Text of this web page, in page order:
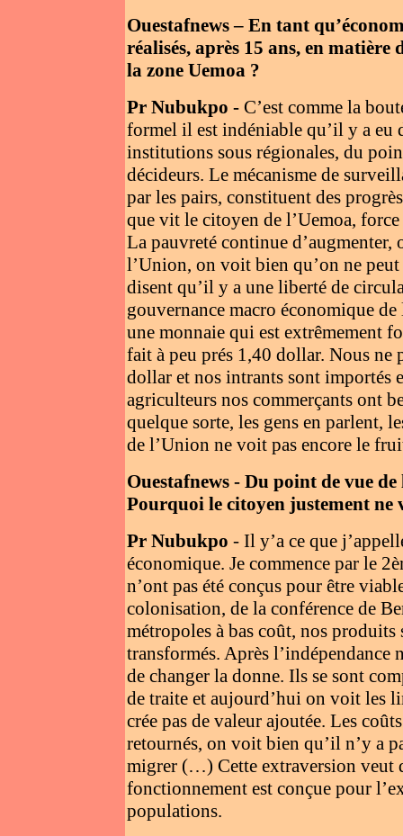
Ouestafnews – En tant
réalisés, après 15 ans, en
la zone Uemoa ?
Pr Nubukpo - C’est comme la
formel il est indéniable qu’il y a eu
institutions sous régionales, du
décideurs. Le mécanisme de
par les pairs, constituent des
que vit le citoyen de l’Uemoa,
La pauvreté continue
l’Union, on voit bien qu’on ne
disent qu’il y a une liberté de
gouvernance macro économique
une monnaie qui est extrêmement
fait à peu prés 1,40 dollar. Nous ne
dollar et nos intrants sont importés
agriculteurs nos commerçants ont
quelque sorte, les gens en parlent,
de l’Union ne voit pas encore le
Ouestafnews - Du point de vue
Pourquoi le citoyen justement ne
Pr Nubukpo - Il y’a ce que
économique. Je commence par le
n’ont pas été conçus pour être
colonisation, de la conférence de
métropoles à bas coût, nos
transformés. Après l’indépendance
de changer la donne. Ils se sont
de traite et aujourd’hui on voit les
crée pas de valeur ajoutée. Les
retournés, on voit bien qu’il n’y a
migrer (…) Cette extraversion veut
fonctionnement est conçue pour
populations.